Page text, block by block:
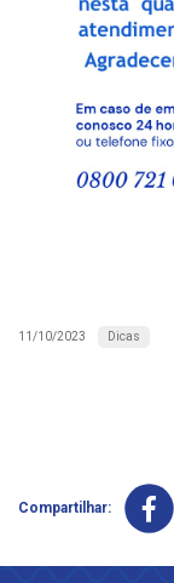
11/10/2023 Dicas
Compartilhar: